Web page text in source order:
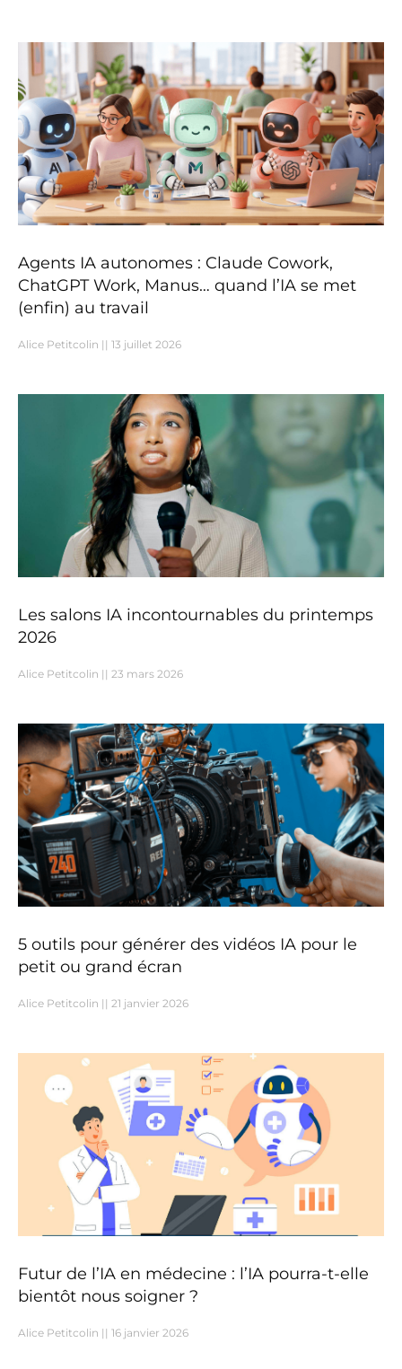
Agents IA autonomes : Claude Cowork,
ChatGPT Work, Manus… quand l’IA se met
(enfin) au travail
Alice Petitcolin 13 juillet 2026
Les salons IA incontournables du printemps
2026
Alice Petitcolin 23 mars 2026
5 outils pour générer des vidéos IA pour le
petit ou grand écran
Alice Petitcolin 21 janvier 2026
Futur de l’IA en médecine : l’IA pourra-t-elle
bientôt nous soigner ?
Alice Petitcolin 16 janvier 2026